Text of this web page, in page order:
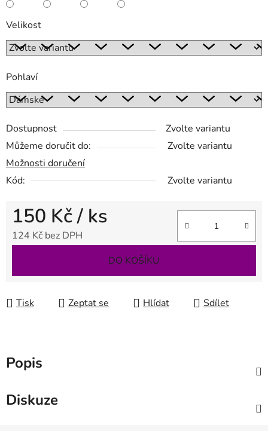
Velikost
Pohlaví
Dostupnost
Zvolte variantu
Můžeme doručit do:
Zvolte variantu
Možnosti doručení
Kód:
Zvolte variantu
150 Kč/ ks
124 Kč bez DPH
DO KOŠÍKU
Tisk Zeptat se Hlídat Sdílet
Popis
Diskuze